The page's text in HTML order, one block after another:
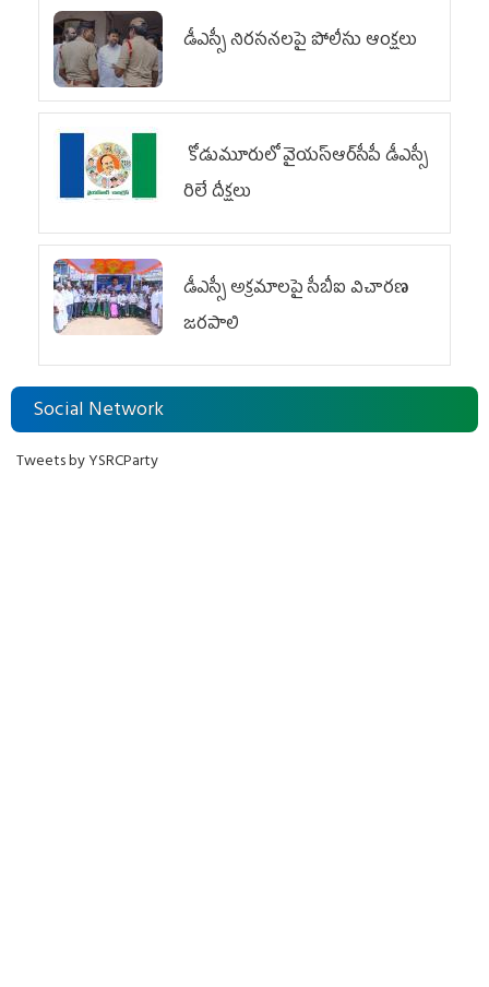
డీఎస్సీ నిరసనలపై పోలీసు ఆంక్షలు
కోడుమూరులో వైయ‌స్ఆర్‌సీపీ డీఎస్సీ
రిలే దీక్షలు
డీఎస్సీ అక్రమాలపై సీబీఐ విచారణ
జరపాలి
Social Network
Tweets by YSRCParty